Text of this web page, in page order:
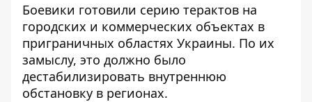
Боевики готовили серию терактов на
городских и коммерческих объектах в
приграничных областях Украины. По их
замыслу, это должно было
дестабилизировать внутреннюю
обстановку в регионах.